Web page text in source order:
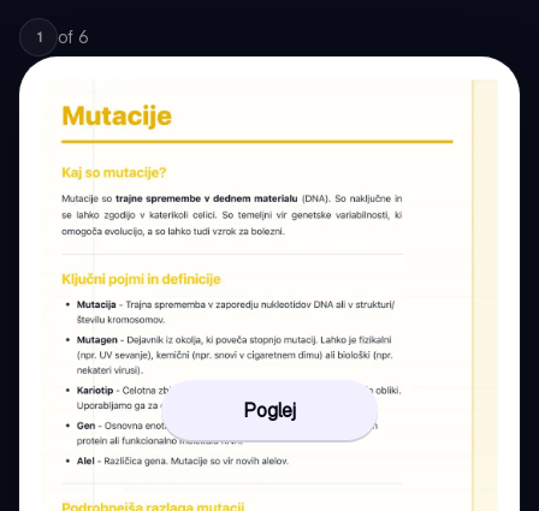
1 of 6
Poglej